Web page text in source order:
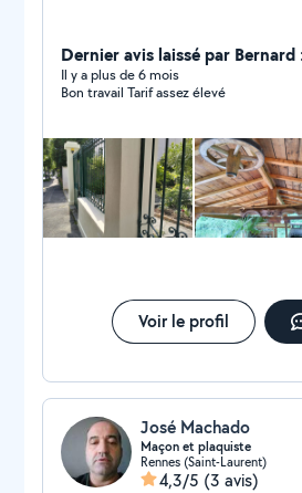
Dernier avis laissé par
Il y a plus de 6 mois
Bon travail Tarif assez élevé
Voir le profil
José Machado
Maçon et plaquiste
Rennes (Saint-Laurent)
4,3/5 (3 avis)